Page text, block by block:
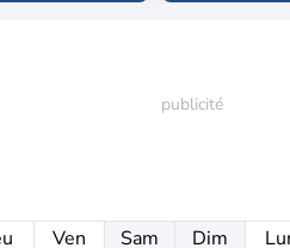
Ven
Sam
Dim